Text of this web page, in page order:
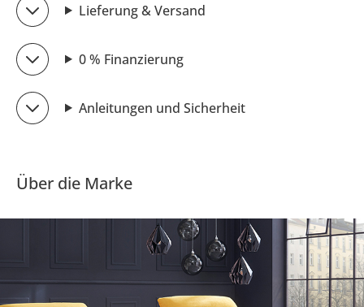
Lieferung & Versand
0 % Finanzierung
Anleitungen und Sicherheit
Über die Marke